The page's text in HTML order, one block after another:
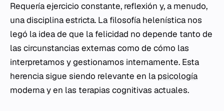
Requería ejercicio constante, reflexión y, a menudo,
una disciplina estricta. La filosofía helenística nos
legó la idea de que la felicidad no depende tanto de
las circunstancias externas como de cómo las
interpretamos y gestionamos internamente. Esta
herencia sigue siendo relevante en la psicología
moderna y en las terapias cognitivas actuales.